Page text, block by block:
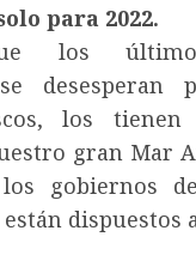
para 2022.
los
desesperan
los
gran Mar
gobiernos
están dispuestos